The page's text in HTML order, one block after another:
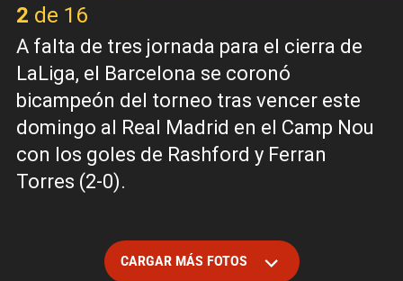
2 de 16
A falta de tres jornada para el cierra de
LaLiga, el Barcelona se coronó
bicampeón del torneo tras vencer este
domingo al Real Madrid en el Camp Nou
con los goles de Rashford y Ferran
Torres (2-0).
CARGAR MÁS FOTOS